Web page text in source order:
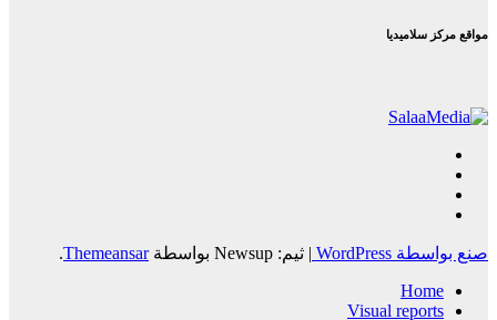
مواقع مركز سلاميديا
صنع بواسطة WordPress | ثيم: Newsup بواسطة Themeansar
.
Home
Visual reports